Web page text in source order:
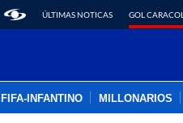
ÚLTIMAS NOTICAS GOL CARACOL
FIFA-INFANTINO MILLONARIOS